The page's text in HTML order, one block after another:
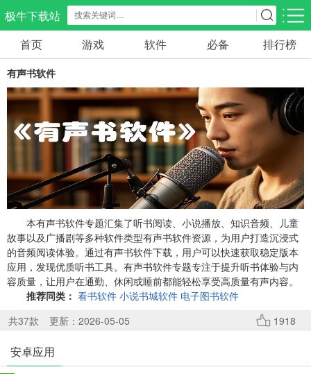
极牛下载站
应用分类 游戏分类
生活服务
298款应用
电商购物
86款应用
教育学习
178款应用
气象交通
游戏辅助
478款应用
摄影美化
216款应用
社交聊天
184款应用
电子图书
441款应用
移动办公
184款应用
新闻阅读
43款应用
金融理财
54款应用
媒体影音
603款应用
系统工具
ai工具
首页 游戏 软件 必备 排行榜
有声书软件
本有声书软件专题汇集了听书阅读、小说播放、知识音频、儿童
故事以及广播剧等多种软件类型有声书软件资源，为用户打造沉浸式
的音频阅读体验。通过有声书软件下载，用户可以快速获取稳定版本
应用，发现优质听书工具。有声书软件专题专注于提升听书体验与内
容质量，让用户在通勤、休闲或睡前都能轻松享受高质量有声内容。
推荐同类： 看书软件 小说书城软件 电子图书软件
共37款 更新：2026-05-05 1918
安卓应用